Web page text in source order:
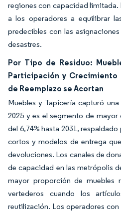
regiones con capacidad limitada.
a los operadores a equilibrar
predecibles con las
desastres.
Por Tipo de Residuo:
Participación y Crecimiento
de Reemplazo se Acortan
Muebles y Tapicería capturó
2025 y es el segmento de
del 6,74% hasta 2031,
cortos y modelos de entrega
devoluciones. Los canales de
de capacidad en las metrópolis
mayor proporción de muebles
vertederos cuando los
reutilización. Los operadores